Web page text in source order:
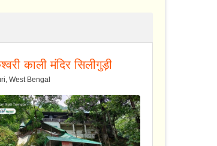
काली मंदिर सिलीगुड़ी
West Bengal